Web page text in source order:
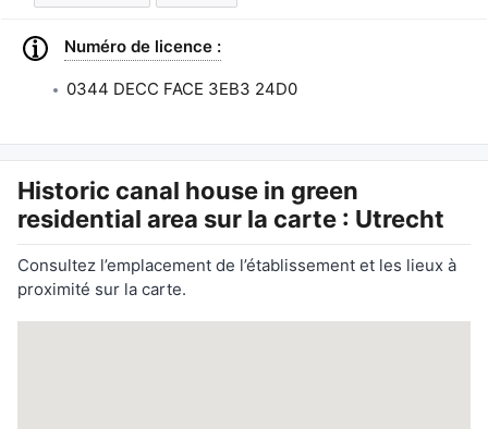
Numéro de licence :
0344 DECC FACE 3EB3 24D0
Historic canal house in green
residential area sur la carte : Utrecht
Consultez l’emplacement de l’établissement et les lieux à
proximité sur la carte.